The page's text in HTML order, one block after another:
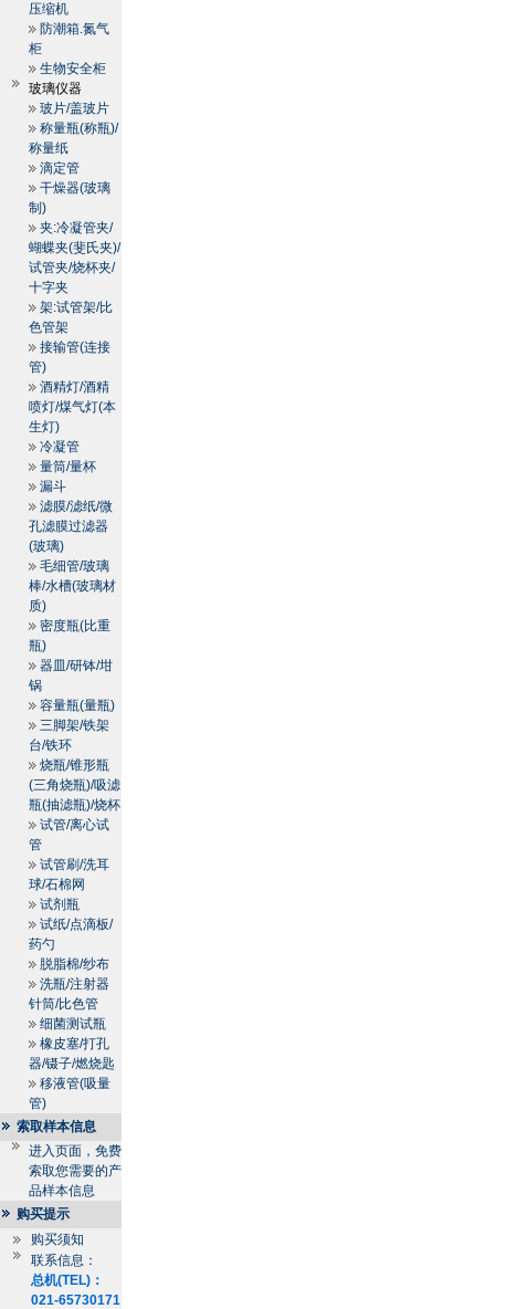
压缩机
防潮箱.氮气
柜
生物安全柜
玻璃仪器
玻片/盖玻片
称量瓶(称瓶)/
称量纸
滴定管
干燥器(玻璃
制)
夹:冷凝管夹/
蝴蝶夹(斐氏夹)/
试管夹/烧杯夹/
十字夹
架:试管架/比
色管架
接输管(连接
管)
酒精灯/酒精
喷灯/煤气灯(本
生灯)
冷凝管
量筒/量杯
漏斗
滤膜/滤纸/微
孔滤膜过滤器
(玻璃)
毛细管/玻璃
棒/水槽(玻璃材
质)
密度瓶(比重
瓶)
器皿/研钵/坩
锅
容量瓶(量瓶)
三脚架/铁架
台/铁环
烧瓶/锥形瓶
(三角烧瓶)/吸滤
瓶(抽滤瓶)/烧杯
试管/离心试
管
试管刷/洗耳
球/石棉网
试剂瓶
试纸/点滴板/
药勺
脱脂棉/纱布
洗瓶/注射器
针筒/比色管
细菌测试瓶
橡皮塞/打孔
器/镊子/燃烧匙
移液管(吸量
管)
索取样本信息
进入页面，免费
索取您需要的产
品样本信息
购买提示
购买须知
联系信息：
总机(TEL)：
021-65730171